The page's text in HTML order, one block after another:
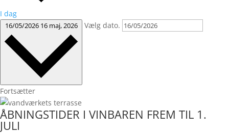
I dag
16/05/2026 16 maj, 2026 Vælg dato.
Fortsætter
ÅBNINGSTIDER I VINBAREN FREM TIL 1.
JULI